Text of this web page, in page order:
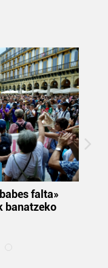
falta»
banatzeko